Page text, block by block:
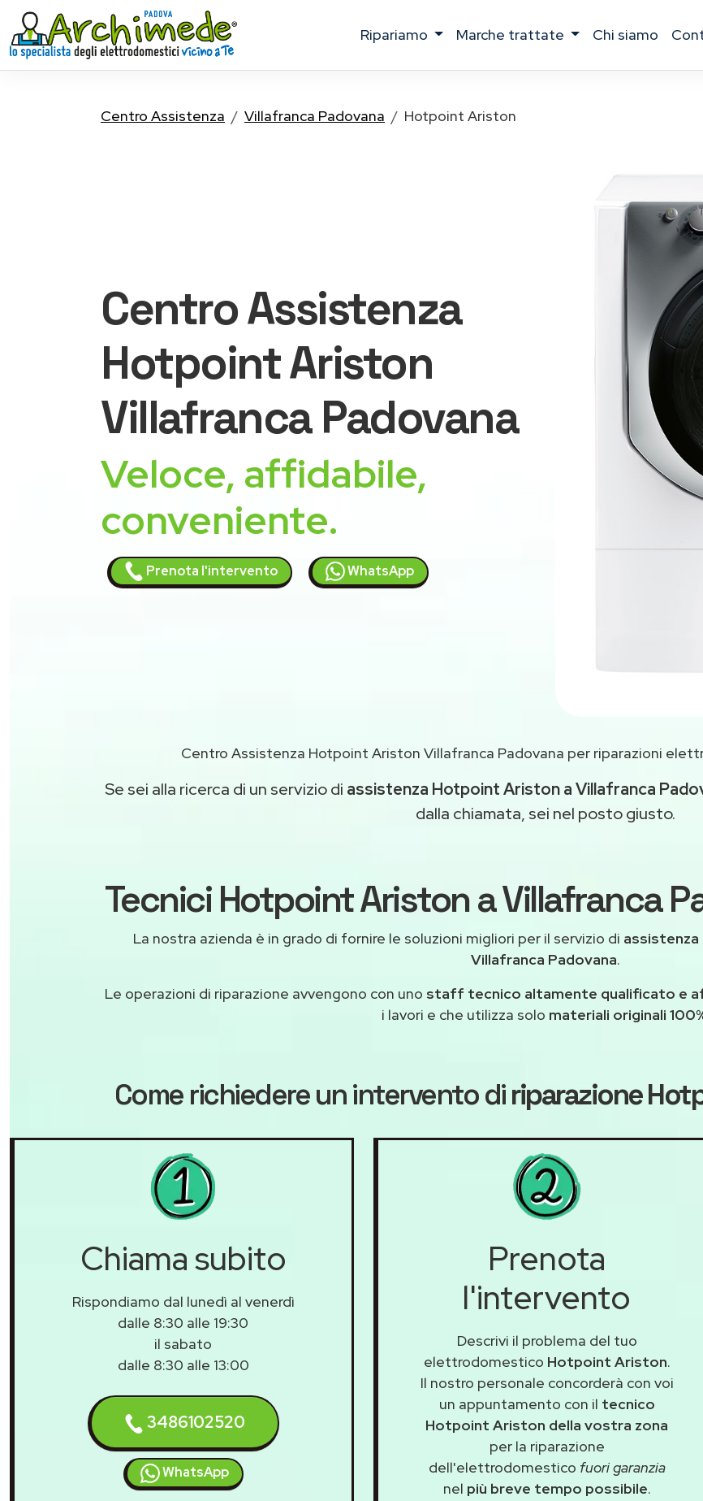
ripariamo marche trattate chi siamo
Centro Assistenza Villafranca Padovana Hotpoint Ariston
Centro Assistenza
Hotpoint Ariston
Villafranca Padovana
Veloce, affidabile,
conveniente.
Prenota l'intervento WhatsApp
Centro Assistenza Hotpoint Ariston Villafranca Padovana per riparazioni
Se sei alla ricerca di un servizio di assistenza Hotpoint Ariston a Villafranca
dalla chiamata, sei nel posto giusto.
Tecnici Hotpoint Ariston a Villafranca
La nostra azienda è in grado di fornire le soluzioni migliori per il servizio di
Villafranca Padovana.
Le operazioni di riparazione avvengono con uno staff tecnico altamente qualificato e
i lavori e che utilizza solo materiali originali
Come richiedere un intervento diriparazione
Chiama subito
Rispondiamo dal lunedì al venerdì
dalle 8:30 alle 19:30
il sabato
dalle 8:30 alle 13:00
3486102520
WhatsApp
Prenota
l'intervento
Descrivi il problema del tuo
elettrodomestico Hotpoint Ariston.
Il nostro personale concorderà con voi
un appuntamento con il tecnico
Hotpoint Ariston della vostra zona
per la riparazione
dell'elettrodomestico fuori garanzia
nel più breve tempo possibile.